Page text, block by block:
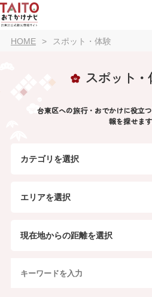
HOME スポット・体験
スポット
台東区への旅行・おでかけに役立
報を探せます
カテゴリを選択
エリアを選択
現在地からの距離を選択